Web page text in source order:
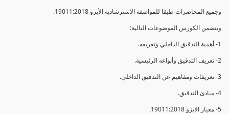
وجميع المحاضرات طبقا للمواصفة الاسترشادية الأيزو 19011:2018.
ويتضمن الكورس الموضوعات التالية:
1- أهمية التدقيق الداخلي وتعريفه.
2- تعريف التدقيق وأنواعه الرئيسية.
3- تعريفات ومفاهيم عن التدقيق الداخلي.
4- مبادئ التدقيق.
5- معيار الايزو 19011:2018.